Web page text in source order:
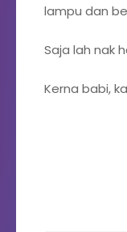
lampu dan
Saja lah nak
Kerna babi,